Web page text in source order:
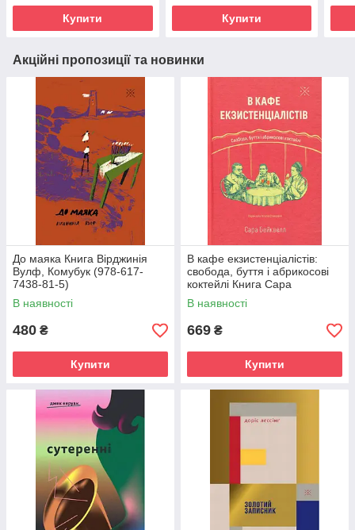
Купити Купити
Акційні пропозиції та новинки
До маяка Книга Вірджинія
Вулф, Комубук (978-617-
7438-81-5)
В наявності
480 ₴
Купити
В кафе екзистенціалістів:
свобода, буття і абрикосові
коктейлі Книга Сара
Бейквелл, Комубук (978-617-
7438-46-4)
В наявності
669 ₴
Купити